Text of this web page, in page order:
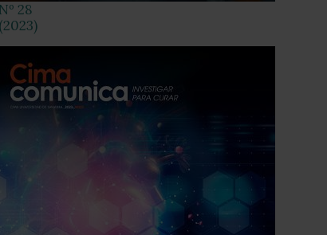
Nº 28
(2023)